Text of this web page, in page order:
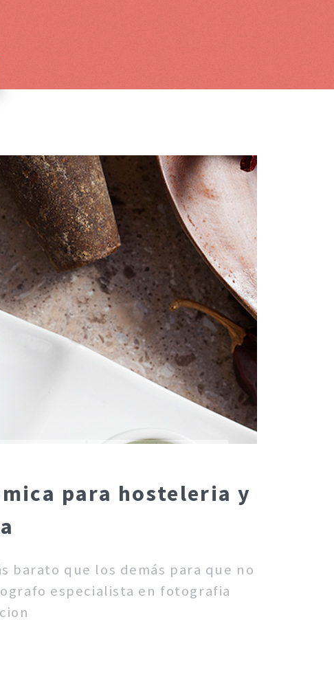
para hosteleria y
que los demás para que no
especialista en fotografia